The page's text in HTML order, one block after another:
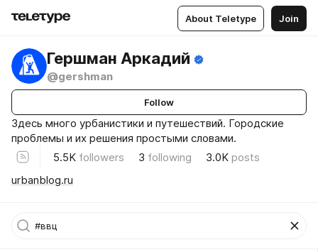
About Teletype Join
Гершман Аркадий
@gershman
Follow
Здесь много урбанистики и путешествий. Городские
проблемы и их решения простыми словами.
5.5K followers 3 following 3.0K posts
urbanblog.ru